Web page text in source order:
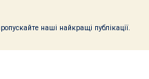
наші найкращі публікації.